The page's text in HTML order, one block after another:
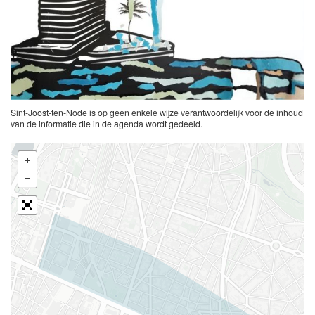
Sint-Joost-ten-Node is op geen enkele wijze verantwoordelijk voor de inhoud
van de informatie die in de agenda wordt gedeeld.